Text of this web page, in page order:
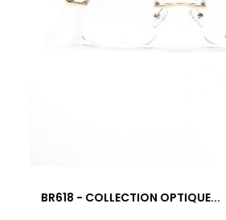
BR617 - COLLECTION OPTIQUE...